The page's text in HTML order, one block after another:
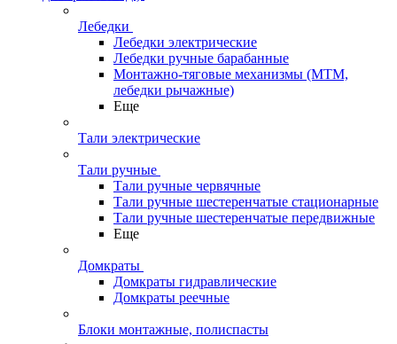
Лебедки
Лебедки электрические
Лебедки ручные барабанные
Монтажно-тяговые механизмы (МТМ,
лебедки рычажные)
Еще
Тали электрические
Тали ручные
Тали ручные червячные
Тали ручные шестеренчатые стационарные
Тали ручные шестеренчатые передвижные
Еще
Домкраты
Домкраты гидравлические
Домкраты реечные
Блоки монтажные, полиспасты